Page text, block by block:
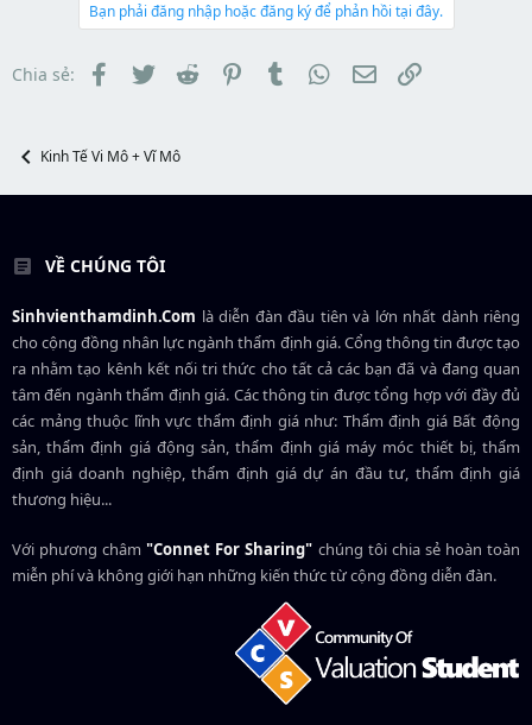
Bạn phải đăng nhập hoặc đăng ký để phản hồi tại đây.
Chia sẻ: Facebook
TwitterReddit PinterestTumblr WhatsApp
EmailLink
Kinh Tế Vi Mô + Vĩ Mô
VỀ CHÚNG TÔI
Sinhvienthamdinh.Com là diễn đàn đầu tiên và lớn nhất dành riêng
cho cộng đồng nhân lực ngànhthẩm định giá. Cổng thông tin được tạo
ra nhằm tạo kênh kết nối tri thức cho tất cả các bạn đã và đang quan
tâm đến ngành thẩm định giá. Các thông tin được tổng hợp với đầy đủ
các mảng thuộc lĩnh vực thẩm định giá như: Thẩm định giá Bất động
sản, thẩm định giá động sản, thẩm định giá máy móc thiết bị, thẩm
định giá doanh nghiệp, thẩm định giá dự án đầu tư, thẩm định giá
thương hiệu...
Với phương châm"Connet For Sharing" chúng tôi chia sẻ hoàn toàn
miễn phí và không giới hạn những kiến thức từ cộng đồng diễn đàn.